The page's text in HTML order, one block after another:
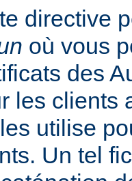
directive
où vous
des
les clients
utilise
Un tel